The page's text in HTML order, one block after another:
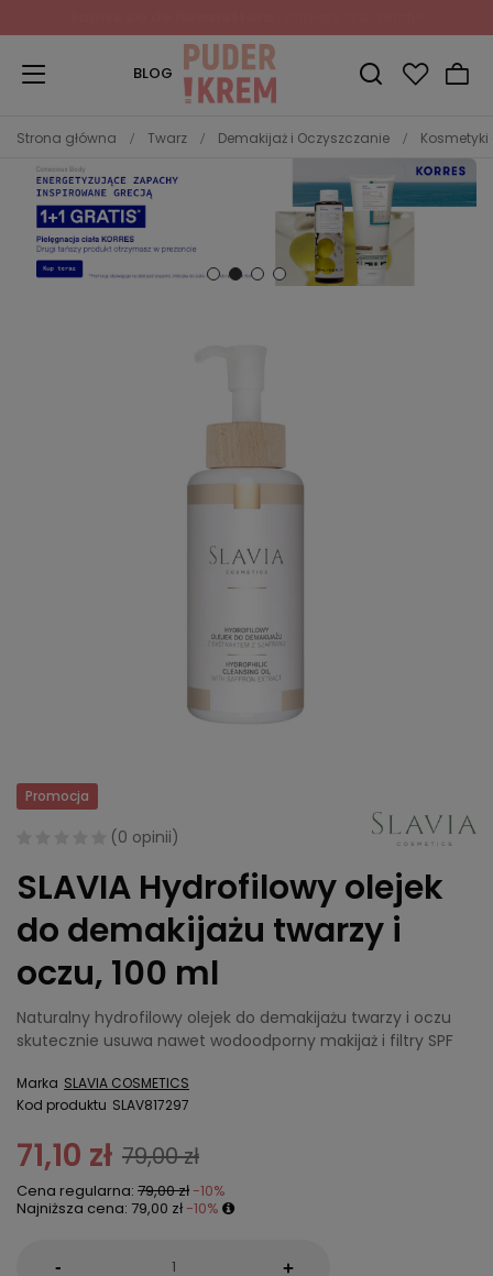
BLOG
Strona główna Twarz Demakijaż i Oczyszczanie
Promocja
(0 opinii)
SLAVIA Hydrofilowy olejek
do demakijażu twarzy i
oczu, 100 ml
Naturalny hydrofilowy olejek do demakijażu twarzy i oczu
skutecznie usuwa nawet wodoodporny makijaż i filtry SPF
Marka SLAVIA COSMETICS
Kod produktu SLAV817297
71,10 zł 79,00 zł
Cena regularna: 79,00 zł -10%
Najniższa cena: 79,00 zł -10%
- +